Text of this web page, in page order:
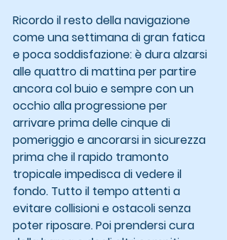
Ricordo il resto della navigazione
come una settimana di gran fatica
e poca soddisfazione: è dura alzarsi
alle quattro di mattina per partire
ancora col buio e sempre con un
occhio alla progressione per
arrivare prima delle cinque di
pomeriggio e ancorarsi in sicurezza
prima che il rapido tramonto
tropicale impedisca di vedere il
fondo. Tutto il tempo attenti a
evitare collisioni e ostacoli senza
poter riposare. Poi prendersi cura